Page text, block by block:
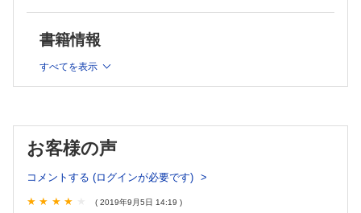
21-水酸化酵素欠損症の診断・治療のガイドライン（2014年改
IV 甲状腺疾患
（2014年改訂版）
先天性甲状腺機能低下症マス・スクリーニングガイドライン
小児期発症バセドウ病診療のガイドライン2016
小児期発症バセドウ病診療のガイドライン2016推奨版，Q&A
書籍情報
すべてを表示
お客様の声
コメントする (ログインが必要です)
( 2019年9月5日 14:19 )